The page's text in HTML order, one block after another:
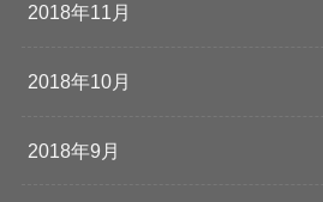
2018年11月
2018年10月
2018年9月